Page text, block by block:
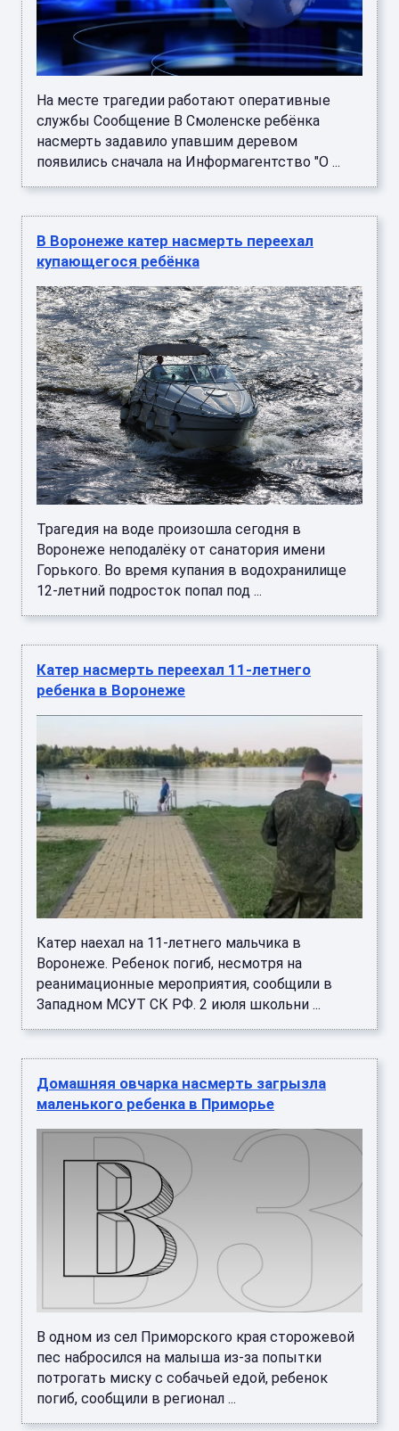
На месте трагедии работают оперативные
службы Сообщение В Смоленске ребёнка
насмерть задавило упавшим деревом
появились сначала на Информагентство "О ...
В Воронеже катер насмерть переехал
купающегося ребёнка
Трагедия на воде произошла сегодня в
Воронеже неподалёку от санатория имени
Горького. Во время купания в водохранилище
12-летний подросток попал под ...
Катер насмерть переехал 11-летнего
ребенка в Воронеже
Катер наехал на 11-летнего мальчика в
Воронеже. Ребенок погиб, несмотря на
реанимационные мероприятия, сообщили в
Западном МСУТ СК РФ. 2 июля школьни ...
Домашняя овчарка насмерть загрызла
маленького ребенка в Приморье
В одном из сел Приморского края сторожевой
пес набросился на малыша из-за попытки
потрогать миску с собачьей едой, ребенок
погиб, сообщили в регионал ...